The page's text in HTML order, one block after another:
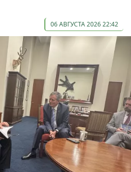
06 АВГУСТА 2026 22:42